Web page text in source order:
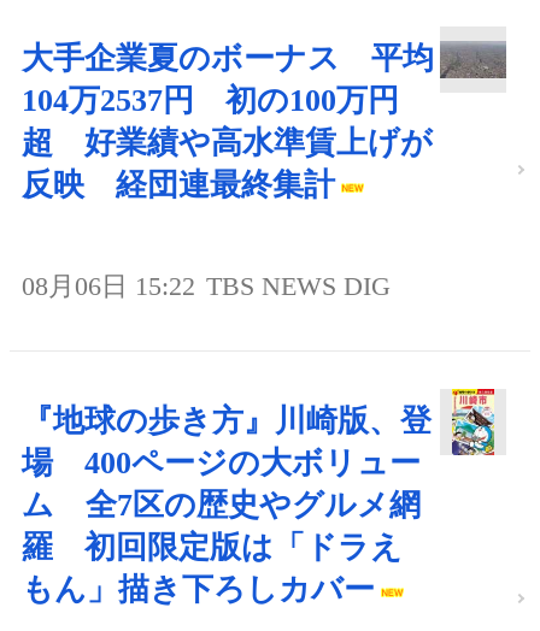
大手企業夏のボーナス 平均
104万2537円 初の100万円
超 好業績や高水準賃上げが
反映 経団連最終集計
08月06日 15:22 TBS NEWS DIG
『地球の歩き方』川崎版、登
場 400ページの大ボリュー
ム 全7区の歴史やグルメ網
羅 初回限定版は「ドラえ
もん」描き下ろしカバー